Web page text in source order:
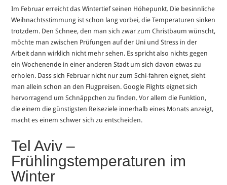
Im Februar erreicht das Wintertief seinen Höhepunkt. Die besinnliche
Weihnachtsstimmung ist schon lang vorbei, die Temperaturen sinken
trotzdem. Den Schnee, den man sich zwar zum Christbaum wünscht,
möchte man zwischen Prüfungen auf der Uni und Stress in der
Arbeit dann wirklich nicht mehr sehen. Es spricht also nichts gegen
ein Wochenende in einer anderen Stadt um sich davon etwas zu
erholen. Dass sich Februar nicht nur zum Schi-fahren eignet, sieht
man allein schon an den Flugpreisen. Google Flights eignet sich
hervorragend um Schnäppchen zu finden. Vor allem die Funktion,
die einem die günstigsten Reiseziele innerhalb eines Monats anzeigt,
macht es einem schwer sich zu entscheiden.
Tel Aviv –
Frühlingstemperaturen im
Winter